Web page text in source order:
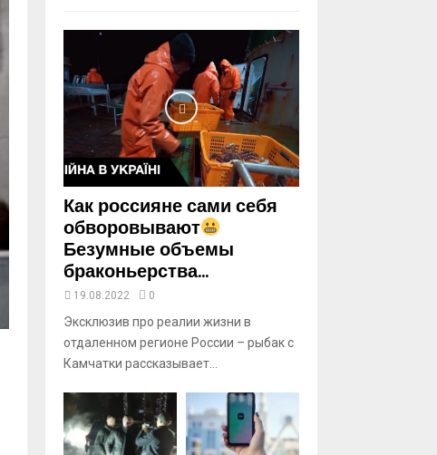
u
b
eКак россияне сами себя
обворовывают
Безумные объемы
браконьерства...
19.08.2022 0
Эксклюзив про реалии жизни в
отдаленном регионе России – рыбак с
Камчатки рассказывает...